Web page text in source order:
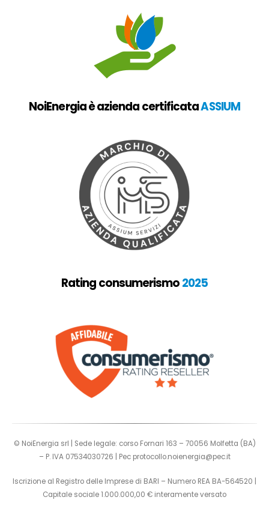
NoiEnergia è azienda certificataASSIUM
Rating consumerismo 2025
© NoiEnergia srl | Sede legale: corso Fornari 163 – 70056 Molfetta (BA)
– P. IVA 07534030726 | Pec protocollo.noienergia@pec.it
Iscrizione al Registro delle Imprese di BARI – Numero REA BA-564520 |
Capitale sociale 1.000.000,00 € interamente versato